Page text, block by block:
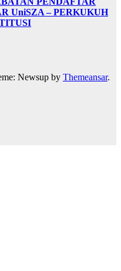
UniSZA – PERKUKUH
Newsup by Themeansar.